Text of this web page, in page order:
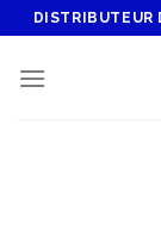
Skip
content
DISTRIBUTEUR